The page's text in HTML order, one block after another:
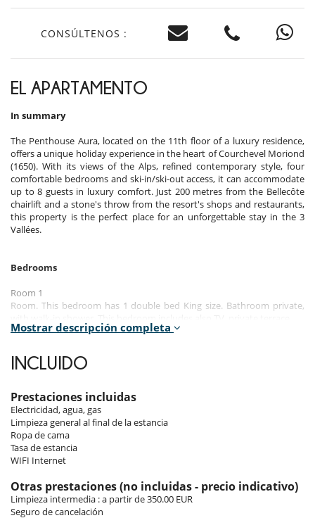
CONSÚLTENOS :
EL APARTAMENTO
In summary
The Penthouse Aura, located on the 11th floor of a luxury residence,
offers a unique holiday experience in the heart of Courchevel Moriond
(1650). With its views of the Alps, refined contemporary style, four
comfortable bedrooms and ski-in/ski-out access, it can accommodate
up to 8 guests in luxury comfort. Just 200 metres from the Bellecôte
chairlift and a stone's throw from the resort's shops and restaurants,
this property is the perfect place for an unforgettable stay in the 3
Vallées.
Bedrooms
Room 1
Room. This bedroom has 1 double bed King size. Bathroom private,
Room. This bedroom has 1 double bed King size. Bathroom private,
with shower. This bedroom includes also TV.
Room 3
Room. This bedroom has 1 double bed Queen size. Bathroom private,
with shower. This bedroom includes also TV.
Room 4
Room. This bedroom has 1 double bed. Bathroom private.
Indoors
Mostrar descripción completa
INCLUIDO
Prestaciones incluidas
Electricidad, agua, gas
Limpieza general al final de la estancia
Ropa de cama
Tasa de estancia
WIFI Internet
Otras prestaciones (no incluidas - precio indicativo)
Limpieza intermedia : a partir de 350.00 EUR
Seguro de cancelación